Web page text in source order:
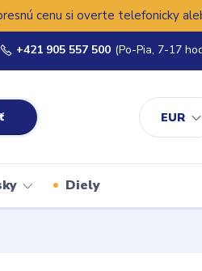
cenu si overte telefonicky
EUR
+421 905 557 500 (Po-Pia, 7-17
Diely